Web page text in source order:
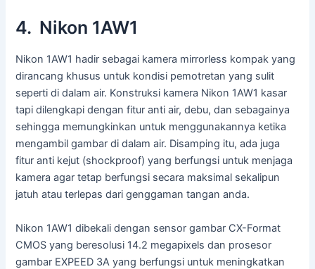
4. Nikon 1AW1
Nikon 1AW1 hadir sebagai kamera mirrorless kompak yang
dirancang khusus untuk kondisi pemotretan yang sulit
seperti di dalam air. Konstruksi kamera Nikon 1AW1 kasar
tapi dilengkapi dengan fitur anti air, debu, dan sebagainya
sehingga memungkinkan untuk menggunakannya ketika
mengambil gambar di dalam air. Disamping itu, ada juga
fitur anti kejut (shockproof) yang berfungsi untuk menjaga
kamera agar tetap berfungsi secara maksimal sekalipun
jatuh atau terlepas dari genggaman tangan anda.
Nikon 1AW1 dibekali dengan sensor gambar CX-Format
CMOS yang beresolusi 14.2 megapixels dan prosesor
gambar EXPEED 3A yang berfungsi untuk meningkatkan